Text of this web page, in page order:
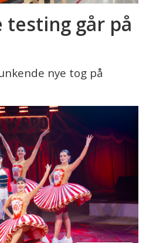
går på
nye tog på